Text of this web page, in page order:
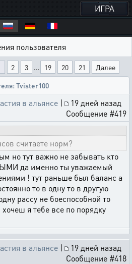
ИГРА
пользователя
2 3 ... 19 20 21
Далее
Tvister100
в альянсе |
19 дней назад
Сообщение #419
считаете норм?
но тут важно не забывать кто
да именно ты уважаемый
! тут раньше был баланс а
то в одну то в другую
рассу не боеспособной то
я тебе все по порядку
в альянсе |
19 дней назад
Сообщение #418